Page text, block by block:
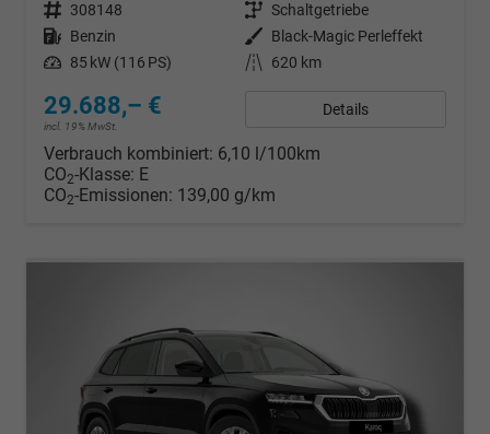
Fahrzeugnr. 308148 Getriebe Schaltgetriebe
Kraftstoff Benzin Außenfarbe
Black-Magic Perleffekt
Leistung 85 kW (116 PS) Kilometerstand 620 km
29.688,– €
incl. 19% MwSt.
Details
Verbrauch kombiniert: 6,10 l/100km
CO2-Klasse: E
CO2-Emissionen: 139,00 g/km